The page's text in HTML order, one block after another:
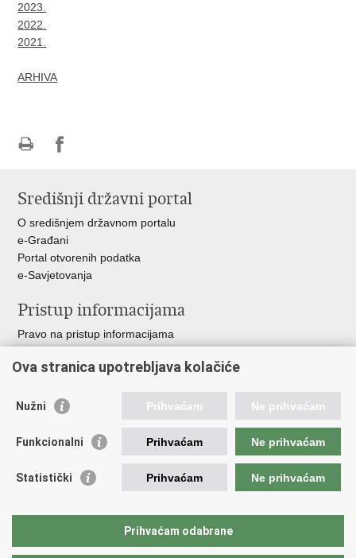
2023.
2022.
2021.
ARHIVA
Facebooku
Središnji državni portal
O središnjem državnom portalu
e-Građani
Portal otvorenih podatka
e-Savjetovanja
Pristup informacijama
Pravo na pristup informacijama
Pozivi za žurnu pomoć
Važne poveznice
Vlada RH
Muzej hrvatskog vatrogastva
The Federation of EUropean Fire Officers FEU
Intranet (samo za službenike HVZ)
Ova stranica upotrebljava kolačiće
Nužni Prihvaćam Ne prihvaćam
Funkcionalni Prihvaćam Ne prihvaćam
Statistički Prihvaćam Ne prihvaćam
Prihvaćam odabrane